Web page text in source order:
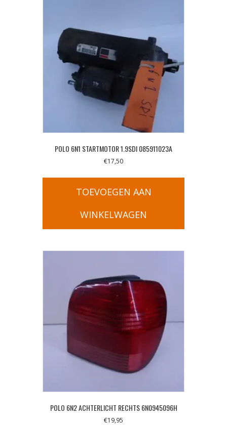
POLO 6N1 STARTMOTOR 1.9SDI 085911023A
€17,50
TOEVOEGEN AAN
WINKELWAGEN
POLO 6N2 ACHTERLICHT RECHTS 6N0945096H
€19,95